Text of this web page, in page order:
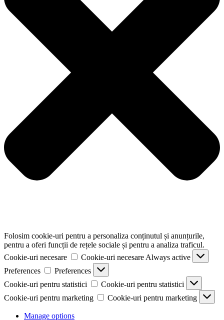
Folosim cookie-uri pentru a personaliza conținutul și anunțurile,
pentru a oferi funcții de rețele sociale și pentru a analiza traficul.
Cookie-uri necesare
Cookie-uri necesare Always active
Preferences
Preferences
Cookie-uri pentru statistici
Cookie-uri pentru statistici
Cookie-uri pentru marketing
Cookie-uri pentru marketing
Manage options